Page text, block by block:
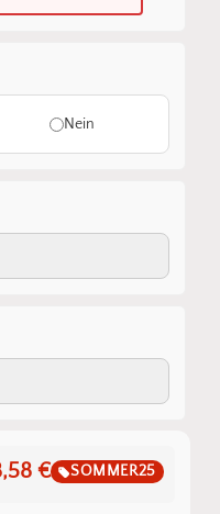
Nein
€ SOMMER25